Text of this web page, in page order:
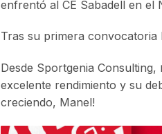
enfrentó al CE Sabadell en el
Tras su primera convocatoria
Desde Sportgenia Consulting,
excelente rendimiento y su
creciendo, Manel!